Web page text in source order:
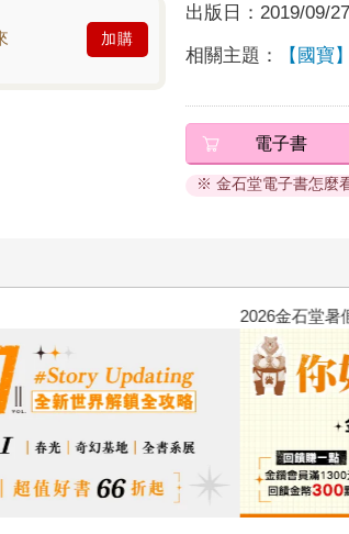
加購
出版日： 2019/09/27
相關主題： 【國寶
電子書
※ 金石堂電子書怎麼
2026金石堂